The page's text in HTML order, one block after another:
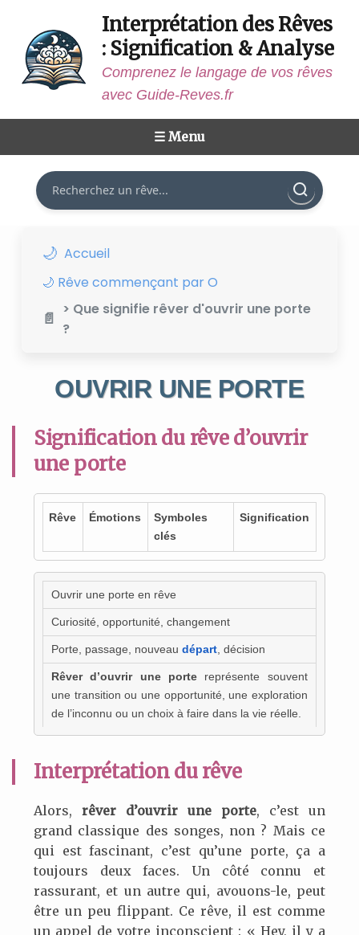
Interprétation des Rêves
: Signification & Analyse
Comprenez le langage de vos rêves
avec Guide-Reves.fr
☰ Menu
Rechercher
Accueil
🌙 Rêve commençant par O
> Que signifie rêver d'ouvrir une porte
?
OUVRIR UNE PORTE
Signification du rêve d’ouvrir
une porte
Rêve Émotions
Symboles
clés
Signification
Ouvrir une porte en rêve
Curiosité, opportunité, changement
Porte, passage, nouveau départ, décision
Rêver d’ouvrir une porte représente souvent
une transition ou une opportunité, une exploration
de l’inconnu ou un choix à faire dans la vie réelle.
Interprétation du rêve
Alors, rêver d’ouvrir une porte, c’est un
grand classique des songes, non ? Mais ce
qui est fascinant, c’est qu’une porte, ça a
toujours deux faces. Un côté connu et
rassurant, et un autre qui, avouons-le, peut
être un peu flippant. Ce rêve, il est comme
un appel de votre inconscient : « Hey, il y a